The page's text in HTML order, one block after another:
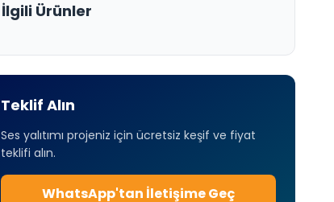
İlgili Ürünler
Teklif Alın
Ses yalıtımı projeniz için ücretsiz keşif ve fiyat
teklifi alın.
WhatsApp'tan İletişime Geç